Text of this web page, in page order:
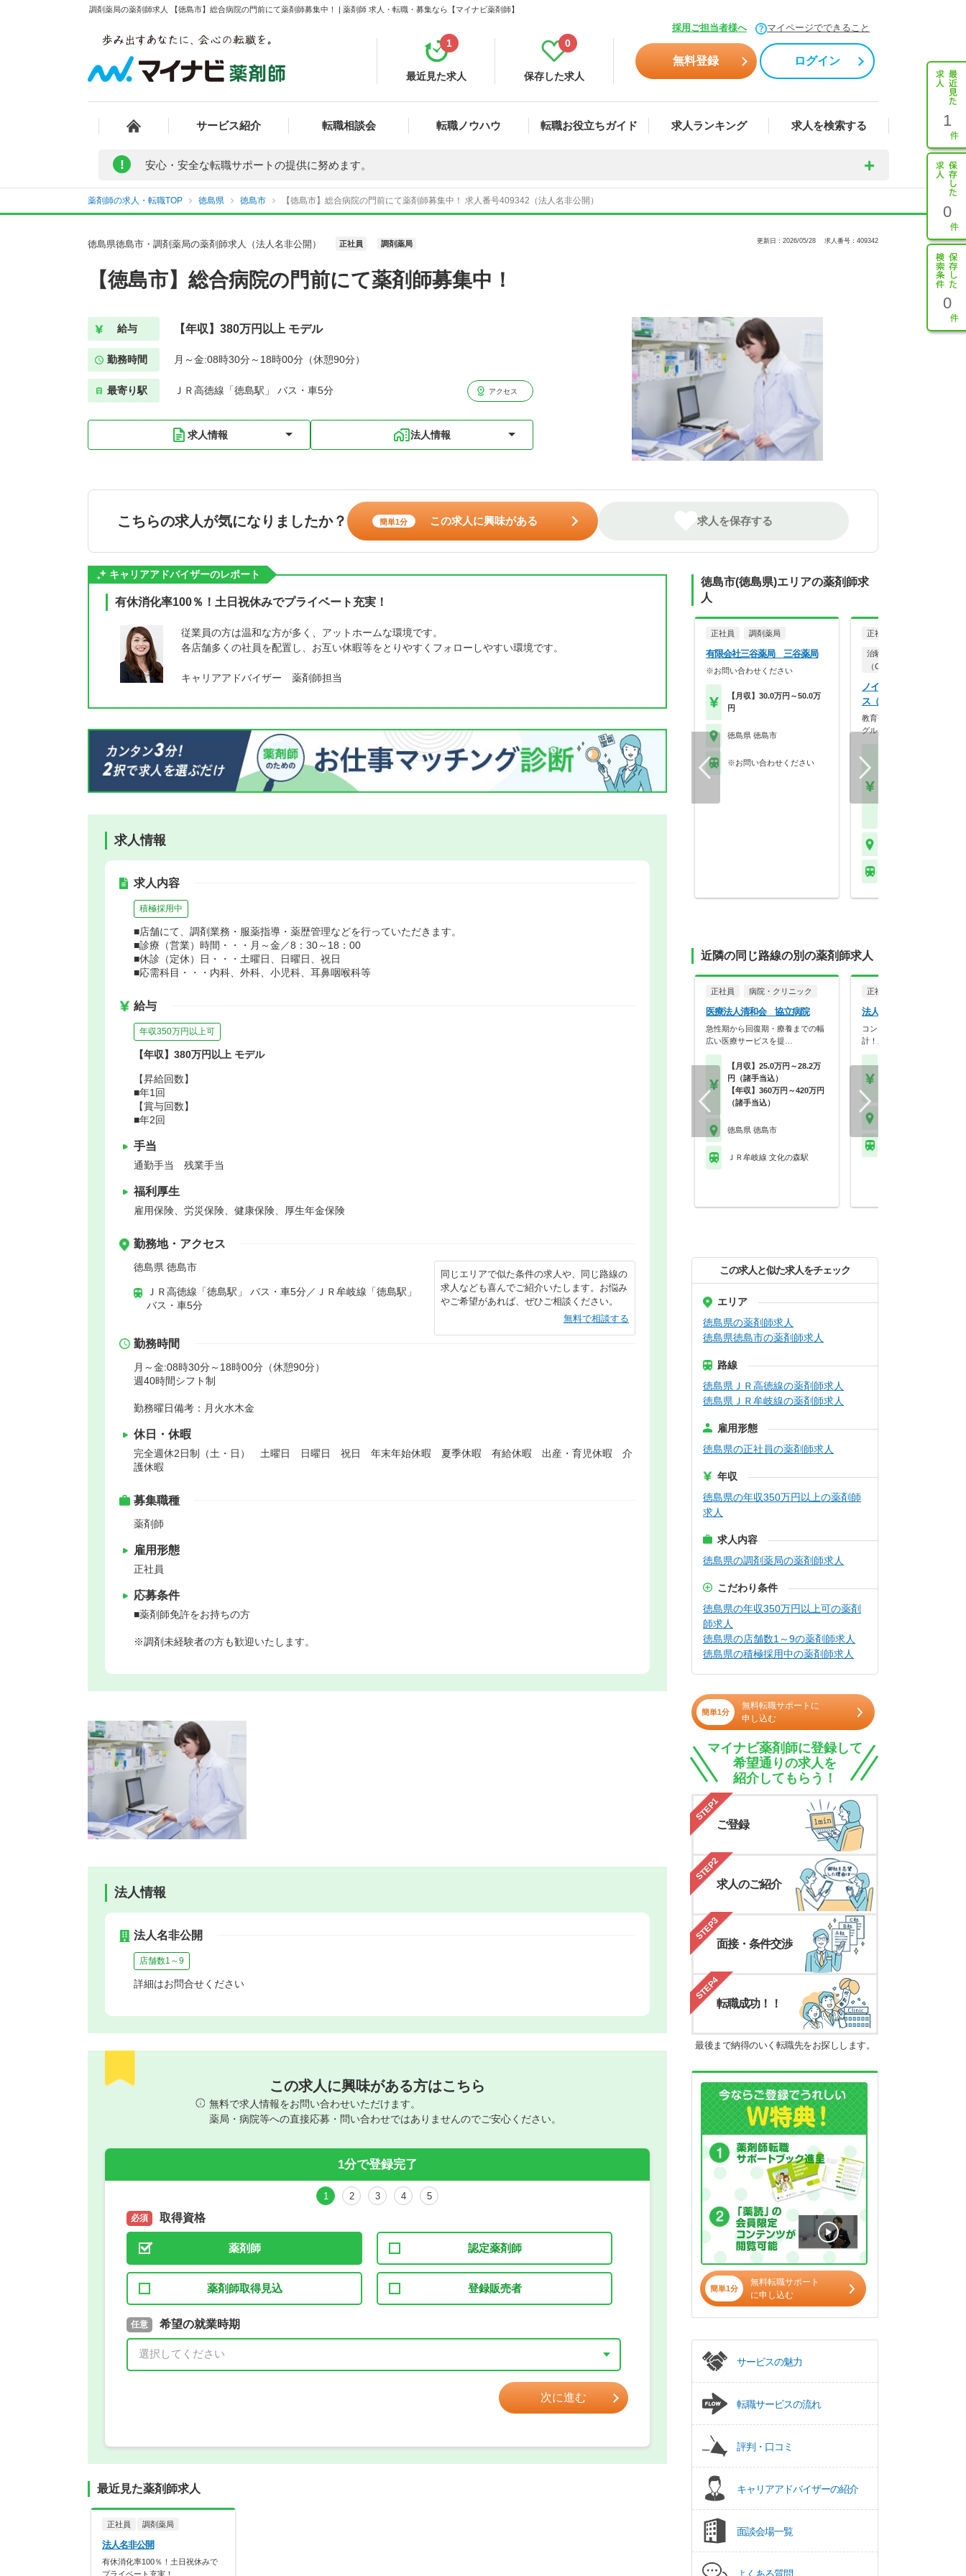
調剤薬局の薬剤師求人 【徳島市】総合病院の門前にて薬剤師募集中！ | 薬剤師 求人・転職・募集なら【マイナビ薬剤師】
採用ご担当者様へ マイページでできること
最近見た求人
1
保存した求人
0
無料登録 ログイン
サービス紹介 転職相談会 転職ノウハウ 転職お役立ちガイド 求人ランキング 求人を検索する 1
0
0
! 安心・安全な転職サポートの提供に努めます。
薬剤師の求人・転職TOP 徳島県 徳島市 【徳島市】総合病院の門前にて薬剤師募集中！ 求人番号409342（法人名非公開）
徳島県徳島市・調剤薬局の薬剤師求人（法人名非公開） 正社員 調剤薬局 更新日：2026/05/28 求人番号：409342
【徳島市】総合病院の門前にて薬剤師募集中！
給与 【年収】380万円以上 モデル
勤務時間 月～金:08時30分～18時00分（休憩90分）
最寄り駅 ＪＲ高徳線「徳島駅」 バス・車5分 アクセス
求人情報 法人情報
こちらの求人が気になりましたか？ 簡単1分 この求人に興味がある 求人を保存する
キャリアアドバイザーのレポート
有休消化率100％！土日祝休みでプライベート充実！
従業員の方は温和な方が多く、アットホームな環境です。
各店舗多くの社員を配置し、お互い休暇等をとりやすくフォローしやすい環境です。
キャリアアドバイザー 薬剤師担当
求人情報
求人内容
積極採用中
■店舗にて、調剤業務・服薬指導・薬歴管理などを行っていただきます。
■診療（営業）時間・・・月～金／8：30～18：00
■休診（定休）日・・・土曜日、日曜日、祝日
■応需科目・・・内科、外科、小児科、耳鼻咽喉科等
給与
年収350万円以上可
【年収】380万円以上 モデル
【昇給回数】
■年1回
【賞与回数】
■年2回
手当
通勤手当 残業手当
福利厚生
雇用保険、労災保険、健康保険、厚生年金保険
勤務地・アクセス
徳島県 徳島市
ＪＲ高徳線「徳島駅」 バス・車5分／ＪＲ牟岐線「徳島駅」
バス・車5分
同じエリアで似た条件の求人や、同じ路線の
求人なども喜んでご紹介いたします。お悩み
やご希望があれば、ぜひご相談ください。
無料で相談する
勤務時間
月～金:08時30分～18時00分（休憩90分）
週40時間シフト制
勤務曜日備考：月火水木金
休日・休暇
完全週休2日制（土・日） 土曜日 日曜日 祝日 年末年始休暇 夏季休暇 有給休暇 出産・育児休暇 介
護休暇
募集職種
薬剤師
雇用形態
正社員
応募条件
■薬剤師免許をお持ちの方
※調剤未経験者の方も歓迎いたします。
法人情報
法人名非公開
店舗数1～9
詳細はお問合せください
この求人に興味がある方はこちら
無料で求人情報をお問い合わせいただけます。
薬局・病院等への直接応募・問い合わせではありませんのでご安心ください。
1分で登録完了
1 2 3 4 5
必須 取得資格
薬剤師 認定薬剤師
薬剤師取得見込 登録販売者
必須 取得予定年
年 3月
任意 希望の就業時期
希望の働き方
正社員
パート(週4日～5日)
次に進む
最近見た薬剤師求人
正社員 調剤薬局
法人名非公開
有休消化率100％！土日祝休みで
プライベート充実！…
徳島市(徳島県)エリアの薬剤師求
人
正社員 調剤薬局
有限会社三谷薬局 三谷薬局
※お問い合わせください
【月収】30.0万円～50.0万
円
徳島県 徳島市
※お問い合わせください
正社員
治験コーディネーター
（CRC）
ノイエス株式会社 岡山
ス（徳島エリア担当）
教育研修制度が充実／エムス
グループでCRC募集…
近隣の同じ路線の別の薬剤師求人
正社員 病院・クリニック
医療法人清和会 協立病院
急性期から回復期・療養までの幅
広い医療サービスを提…
【月収】25.0万円～28.2万
円（諸手当込）
【年収】360万円～420万円
（諸手当込）
徳島県 徳島市
ＪＲ牟岐線 文化の森駅
正社員
法人名非公開
コンプライアンス重視の店舗
計！上場企業母体で研修…
この求人と似た求人をチェック
エリア
徳島県の薬剤師求人
徳島県徳島市の薬剤師求人
路線
徳島県ＪＲ高徳線の薬剤師求人
徳島県ＪＲ牟岐線の薬剤師求人
雇用形態
徳島県の正社員の薬剤師求人
年収
徳島県の年収350万円以上の薬剤師
求人
求人内容
徳島県の調剤薬局の薬剤師求人
こだわり条件
徳島県の年収350万円以上可の薬剤
師求人
徳島県の店舗数1～9の薬剤師求人
徳島県の積極採用中の薬剤師求人
簡単1分
無料転職サポートに
申し込む
マイナビ薬剤師に登録して
希望通りの求人を
紹介してもらう！
STEP1
ご登録
STEP2
求人のご紹介
STEP3
面接・条件交渉
STEP4
転職成功！！
最後まで納得のいく転職先をお探しします。
簡単1分
無料転職サポート
に申し込む
サービスの魅力
転職サービスの流れ
評判・口コミ
キャリアアドバイザーの紹介
面談会場一覧